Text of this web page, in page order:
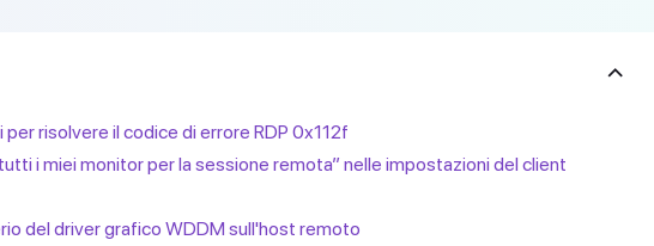
risolvere il codice di errore RDP 0x112f
i miei monitor per la sessione remota” nelle impostazioni del client
del driver grafico WDDM sull'host remoto